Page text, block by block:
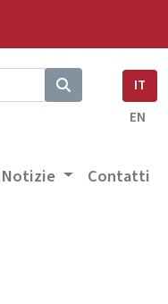
IT
EN
Notizie Contatti